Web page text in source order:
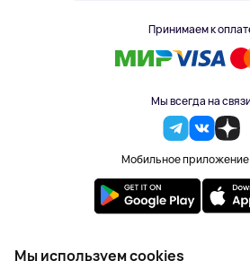
Принимаем к
Мы всегда на
Мобильное приложение
2023-2026 © DoBuy. Все
Мы используем cookies